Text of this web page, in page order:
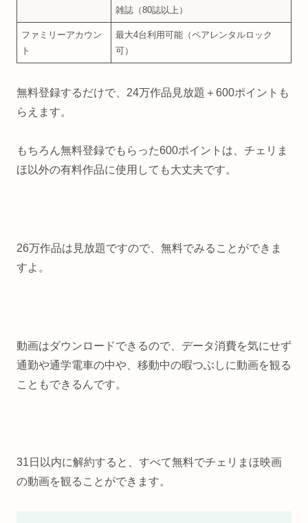
雑誌（80誌以上）
ファミリーアカウン
ト
最大4台利用可能（ペアレンタルロック
可）
無料登録するだけで、24万作品見放題＋600ポイントも
らえます。
もちろん無料登録でもらった600ポイントは、チェリま
ほ以外の有料作品に使用しても大丈夫です。
26万作品は見放題ですので、無料でみることができま
すよ。
動画はダウンロードできるので、データ消費を気にせず
通勤や通学電車の中や、移動中の暇つぶしに動画を観る
こともできるんです。
31日以内に解約すると、すべて無料でチェリまほ映画
の動画を観ることができます。